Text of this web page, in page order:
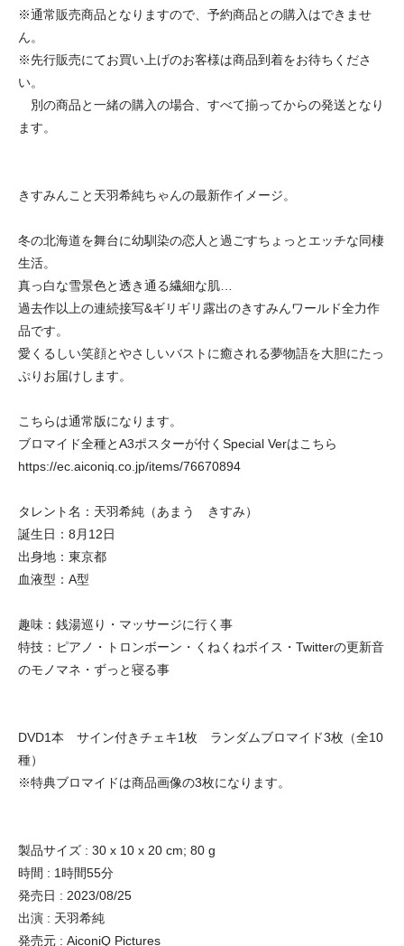
※通常販売商品となりますので、予約商品との購入はできませ
ん。
※先行販売にてお買い上げのお客様は商品到着をお待ちくださ
い。
別の商品と一緒の購入の場合、すべて揃ってからの発送となり
ます。
きすみんこと天羽希純ちゃんの最新作イメージ。
冬の北海道を舞台に幼馴染の恋人と過ごすちょっとエッチな同棲
生活。
真っ白な雪景色と透き通る繊細な肌…
過去作以上の連続接写&ギリギリ露出のきすみんワールド全力作
品です。
愛くるしい笑顔とやさしいバストに癒される夢物語を大胆にたっ
ぷりお届けします。
こちらは通常版になります。
ブロマイド全種とA3ポスターが付くSpecial Verはこちら
https://ec.aiconiq.co.jp/items/76670894
タレント名：天羽希純（あまう きすみ）
誕生日：8月12日
出身地：東京都
血液型：A型
趣味：銭湯巡り・マッサージに行く事
特技：ピアノ・トロンボーン・くねくねボイス・Twitterの更新音
のモノマネ・ずっと寝る事
DVD1本 サイン付きチェキ1枚 ランダムブロマイド3枚（全10
種）
※特典ブロマイドは商品画像の3枚になります。
製品サイズ : 30 x 10 x 20 cm; 80 g
時間 : 1時間55分
発売日 : 2023/08/25
出演 : 天羽希純
発売元 : AiconiQ Pictures